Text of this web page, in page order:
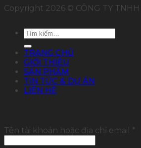
Copyright 2026 © CÔNG TY TNHH
Tìm
kiếm:
TRANG CHỦ
GIỚI THIỆU
SẢN PHẨM
TIN TỨC & DỰ ÁN
LIÊN HỆ
Tên tài khoản hoặc địa chỉ email *